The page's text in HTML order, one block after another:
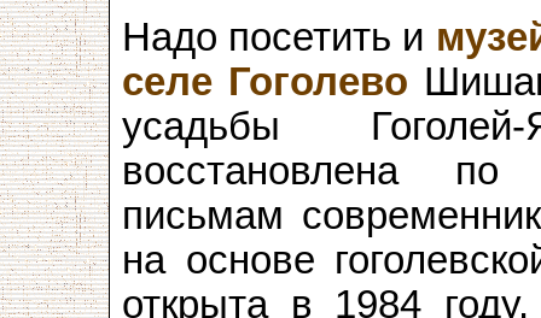
Надо посетить и
селе Гоголево
усадьбы
восстановлена по
письмам
на основе
открыта в 1984